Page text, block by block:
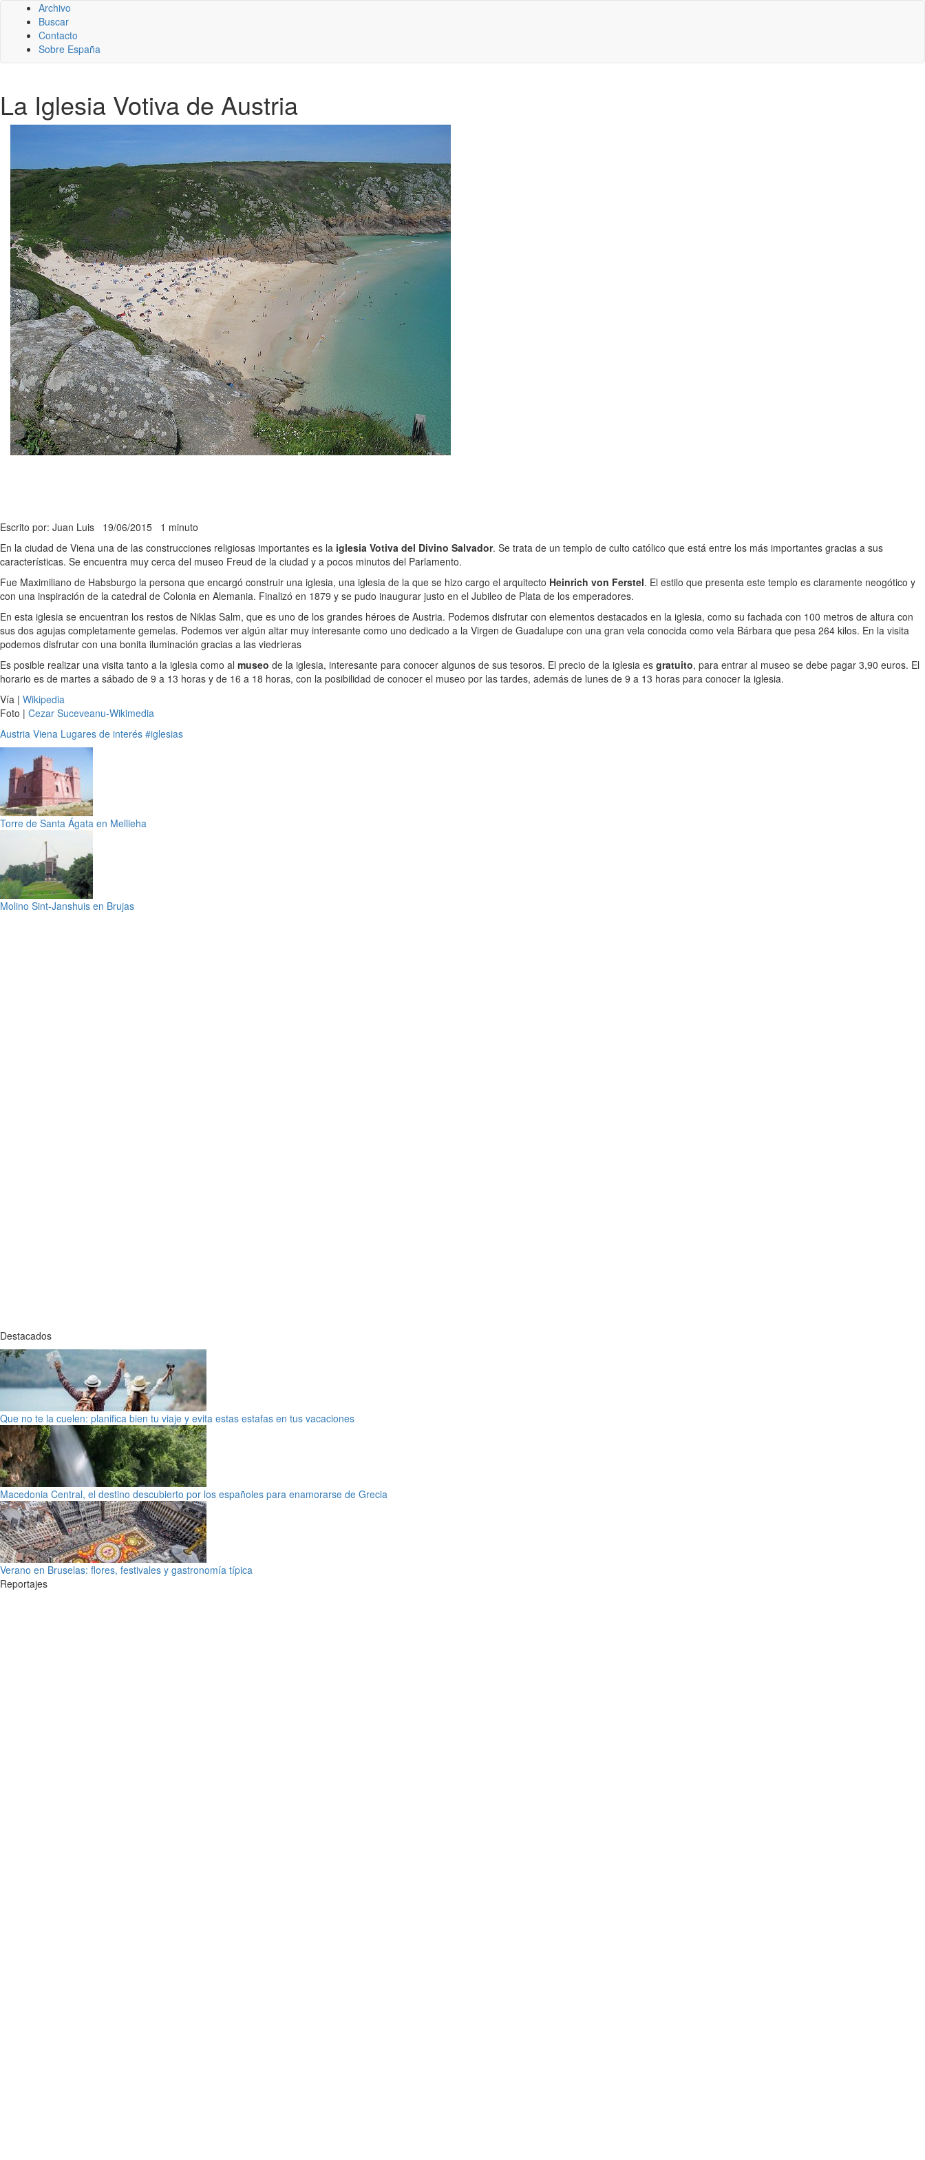
Archivo
Buscar
Contacto
Sobre España
La Iglesia Votiva de Austria
Escrito por: Juan Luis 19/06/2015 1 minuto
En la ciudad de Viena una de las construcciones religiosas importantes es la iglesia Votiva del Divino Salvador. Se trata de un templo de culto católico que está entre los más importantes gracias a sus
características. Se encuentra muy cerca del museo Freud de la ciudad y a pocos minutos del Parlamento.
Fue Maximiliano de Habsburgo la persona que encargó construir una iglesia, una iglesia de la que se hizo cargo el arquitecto Heinrich von Ferstel. El estilo que presenta este templo es claramente neogótico y
con una inspiración de la catedral de Colonia en Alemania. Finalizó en 1879 y se pudo inaugurar justo en el Jubileo de Plata de los emperadores.
En esta iglesia se encuentran los restos de Niklas Salm, que es uno de los grandes héroes de Austria. Podemos disfrutar con elementos destacados en la iglesia, como su fachada con 100 metros de altura con
sus dos agujas completamente gemelas. Podemos ver algún altar muy interesante como uno dedicado a la Virgen de Guadalupe con una gran vela conocida como vela Bárbara que pesa 264 kilos. En la visita
podemos disfrutar con una bonita iluminación gracias a las viedrieras
Es posible realizar una visita tanto a la iglesia como al museo de la iglesia, interesante para conocer algunos de sus tesoros. El precio de la iglesia es gratuito, para entrar al museo se debe pagar 3,90 euros. El
horario es de martes a sábado de 9 a 13 horas y de 16 a 18 horas, con la posibilidad de conocer el museo por las tardes, además de lunes de 9 a 13 horas para conocer la iglesia.
Vía | Wikipedia
Foto | Cezar Suceveanu-Wikimedia
Austria Viena Lugares de interés #iglesias
Torre de Santa Ágata en Mellieha
Molino Sint-Janshuis en Brujas
Destacados
Que no te la cuelen: planifica bien tu viaje y evita estas estafas en tus vacaciones
Macedonia Central, el destino descubierto por los españoles para enamorarse de Grecia
Verano en Bruselas: flores, festivales y gastronomía típica
Reportajes